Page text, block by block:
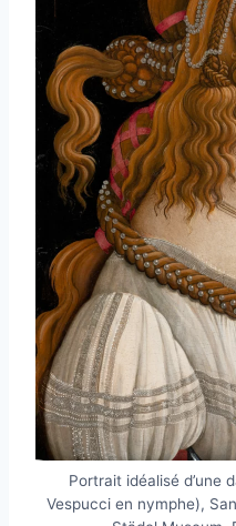
Portrait idéalisé d’une
Vespucci en nymphe),